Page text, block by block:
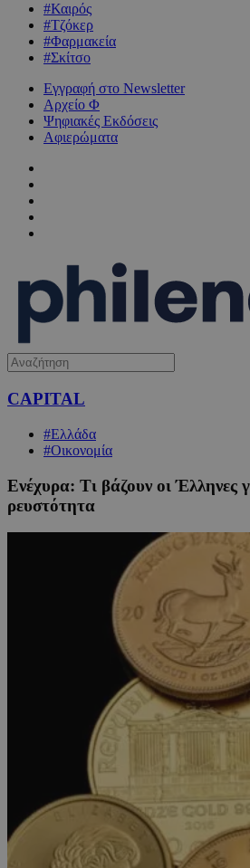
#Καιρός
#Τζόκερ
#Φαρμακεία
#Σκίτσο
Εγγραφή στο Newsletter
Αρχείο Φ
Ψηφιακές Εκδόσεις
Αφιερώματα
CAPITAL
#Ελλάδα
#Οικονομία
Ενέχυρα: Τι βάζουν οι Έλληνες
ρευστότητα